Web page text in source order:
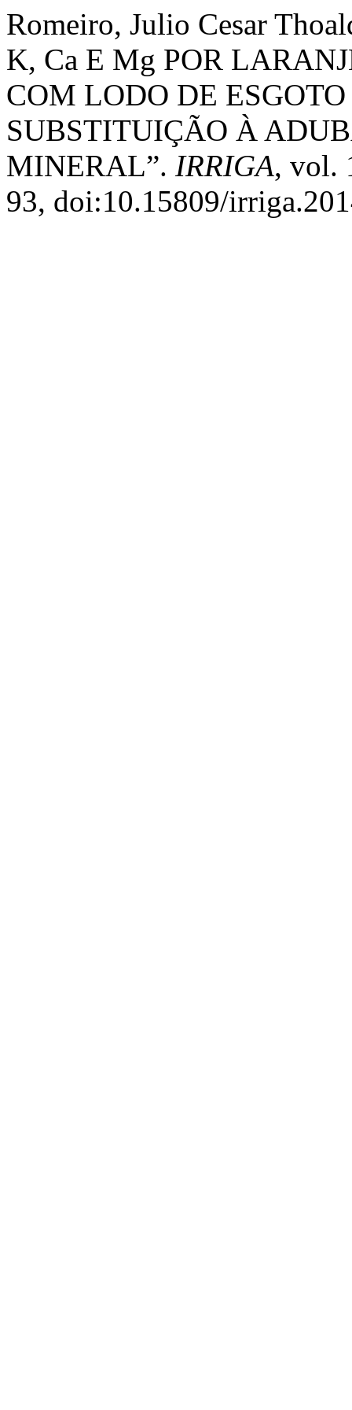
Romeiro, Julio Cesar
K, Ca E Mg POR
COM LODO DE
SUBSTITUIÇÃO À
MINERAL”. IRRIGA, vol.
93, doi:10.15809/